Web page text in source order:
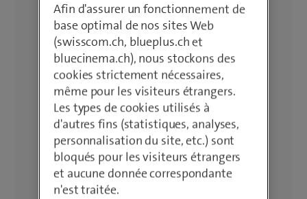
Afin d'assurer un fonctionnement de
base optimal de nos sites Web
(swisscom.ch, blueplus.ch et
bluecinema.ch), nous stockons des
cookies strictement nécessaires,
même pour les visiteurs étrangers.
Les types de cookies utilisés à
d'autres fins (statistiques, analyses,
personnalisation du site, etc.) sont
bloqués pour les visiteurs étrangers
et aucune donnée correspondante
n'est traitée.